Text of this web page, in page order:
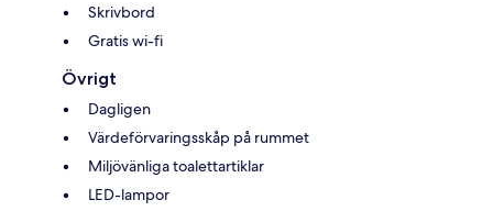
Skrivbord
Gratis wi-fi
Övrigt
Dagligen
Värdeförvaringsskåp på rummet
Miljövänliga toalettartiklar
LED-lampor